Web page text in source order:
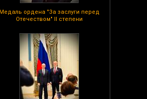
Медаль ордена "За заслуги перед
Отечеством" II степени